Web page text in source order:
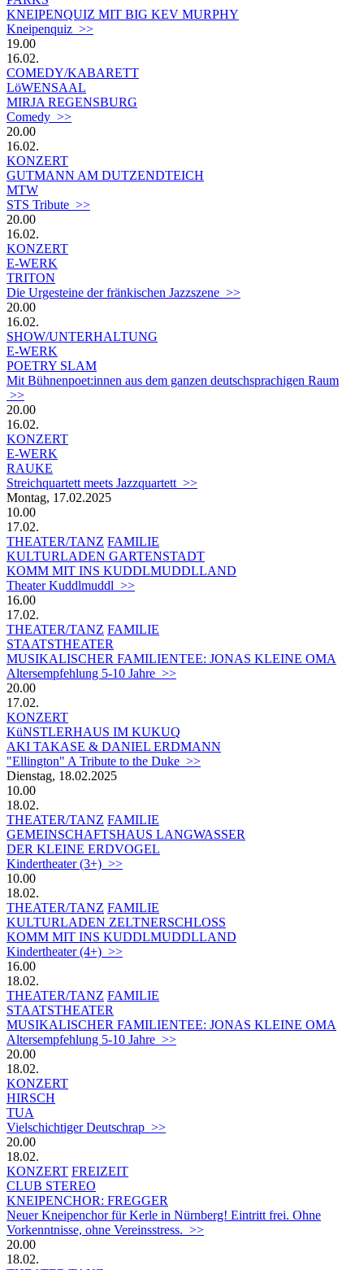
KNEIPENQUIZ MIT BIG KEV MURPHY
Kneipenquiz >>
19.00
16.02.
COMEDY/KABARETT
LöWENSAAL
MIRJA REGENSBURG
Comedy >>
20.00
16.02.
KONZERT
GUTMANN AM DUTZENDTEICH
MTW
STS Tribute >>
20.00
16.02.
KONZERT
E-WERK
TRITON
Die Urgesteine der fränkischen Jazzszene >>
20.00
16.02.
SHOW/UNTERHALTUNG
E-WERK
POETRY SLAM
Mit Bühnenpoet:innen aus dem ganzen deutschsprachigen Raum
>>
20.00
16.02.
KONZERT
E-WERK
RAUKE
Streichquartett meets Jazzquartett >>
Montag, 17.02.2025
10.00
17.02.
THEATER/TANZ FAMILIE
KULTURLADEN GARTENSTADT
KOMM MIT INS KUDDLMUDDLLAND
Theater Kuddlmuddl >>
16.00
17.02.
THEATER/TANZ FAMILIE
STAATSTHEATER
MUSIKALISCHER FAMILIENTEE: JONAS KLEINE OMA
Altersempfehlung 5-10 Jahre >>
20.00
17.02.
KONZERT
KüNSTLERHAUS IM KUKUQ
AKI TAKASE & DANIEL ERDMANN
"Ellington" A Tribute to the Duke >>
Dienstag, 18.02.2025
10.00
18.02.
THEATER/TANZ FAMILIE
GEMEINSCHAFTSHAUS LANGWASSER
DER KLEINE ERDVOGEL
Kindertheater (3+) >>
10.00
18.02.
THEATER/TANZ FAMILIE
KULTURLADEN ZELTNERSCHLOSS
KOMM MIT INS KUDDLMUDDLLAND
Kindertheater (4+) >>
16.00
18.02.
THEATER/TANZ FAMILIE
STAATSTHEATER
MUSIKALISCHER FAMILIENTEE: JONAS KLEINE OMA
Altersempfehlung 5-10 Jahre >>
20.00
18.02.
KONZERT
HIRSCH
TUA
Vielschichtiger Deutschrap >>
20.00
18.02.
KONZERT FREIZEIT
CLUB STEREO
KNEIPENCHOR: FREGGER
Neuer Kneipenchor für Kerle in Nürnberg! Eintritt frei. Ohne
Vorkenntnisse, ohne Vereinsstress. >>
20.00
18.02.